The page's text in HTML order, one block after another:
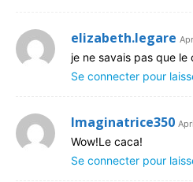
elizabeth.legare
je ne savais pas que
Se connecter pour
Imaginatrice350
Wow!Le caca!
Se connecter pour